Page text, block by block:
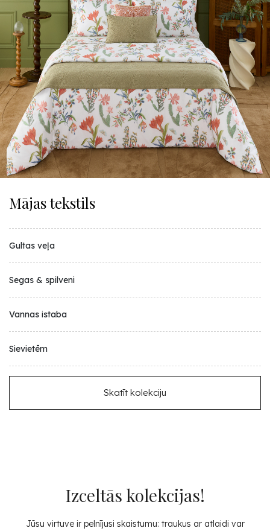
Mājas tekstils
Gultas veļa
Segas & spilveni
Vannas istaba
Sievietēm
Skatīt kolekciju
Izceltās kolekcijas!
Jūsu virtuve ir pelnījusi skaistumu: traukus ar atlaidi var